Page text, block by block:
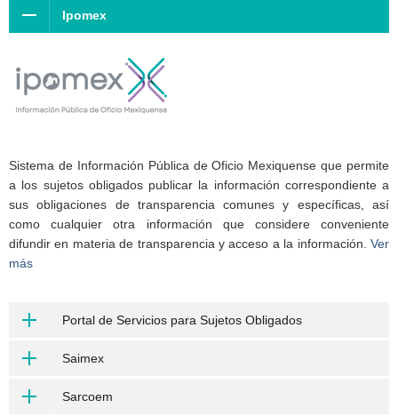
Ipomex
Sistema de Información Pública de Oficio Mexiquense que permite
a los sujetos obligados publicar la información correspondiente a
sus obligaciones de transparencia comunes y específicas, así
como cualquier otra información que considere conveniente
difundir en materia de transparencia y acceso a la información. Ver
más
Portal de Servicios para Sujetos Obligados
Saimex
Sarcoem